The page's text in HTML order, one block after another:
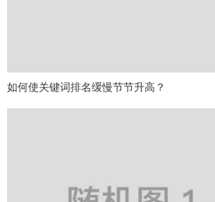
如何使关键词排名缓慢节节升高？